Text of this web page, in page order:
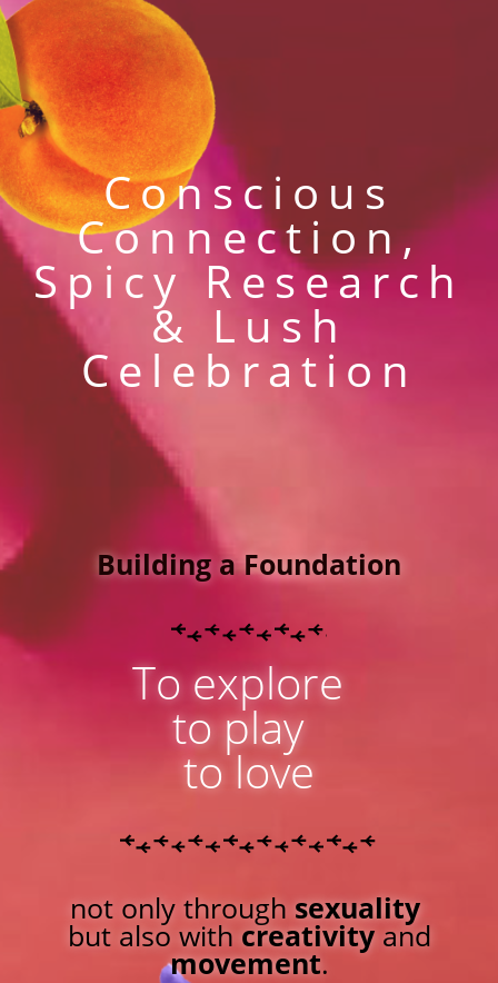
Conscious
Connection,
Spicy Research
& Lush
Celebration
Building a Foundation
To explore
to play
to love
not only through sexuality
but also with creativityand
movement.